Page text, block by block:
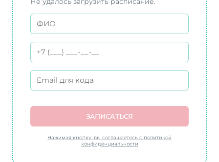
ЗАПИСАТЬСЯ
Нажимая кнопку, вы соглашаетесь с политикой
конфиденциальности